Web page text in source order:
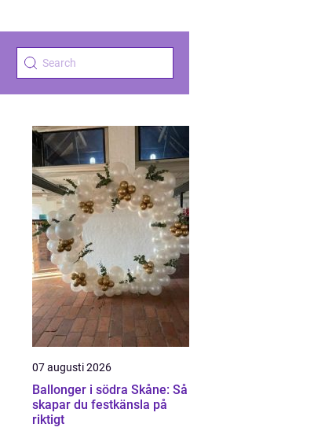
07 augusti 2026
Ballonger i södra Skåne: Så
skapar du festkänsla på
riktigt